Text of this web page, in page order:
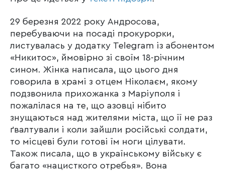
29 березня 2022 року Андросова,
перебуваючи на посаді прокурорки,
листувалась у додатку Telegram із абонентом
«Никитос», ймовірно зі своїм 18-річним
сином. Жінка написала, що цього дня
говорила в храмі з отцем Ніколаєм, якому
подзвонила прихожанка з Маріуполя і
пожалілася на те, що азовці нібито
знущаються над жителями міста, що її не раз
ґвалтували і коли зайшли російські солдати,
то місцеві були готові їм ноги цілувати.
Також писала, що в українському війську є
багато «нацисткого отребья». Вона